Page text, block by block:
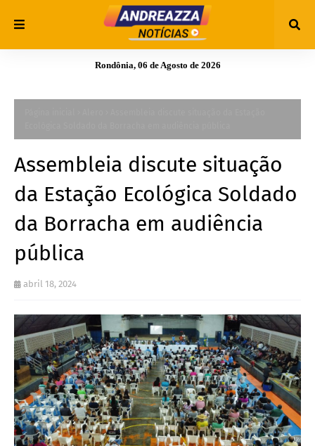
Rondônia, 06 de Agosto de 2026
Assembleia discute situação
da Estação Ecológica Soldado
da Borracha em audiência
pública
abril 18, 2024